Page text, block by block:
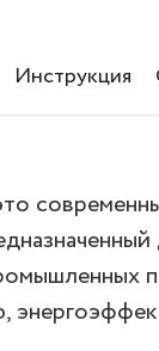
Инструкция